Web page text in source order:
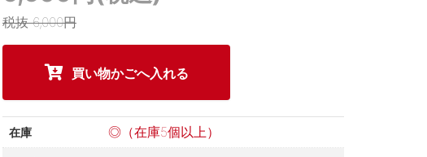
税抜 6,000円
在庫 ◎（在庫5個以上）
買い物かごへ入れる